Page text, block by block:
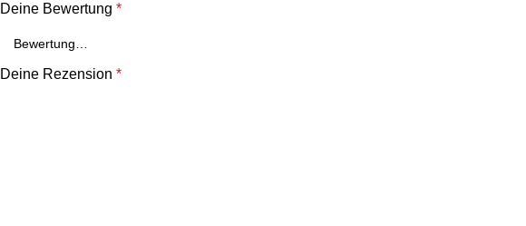
Deine Bewertung *
Deine Rezension *